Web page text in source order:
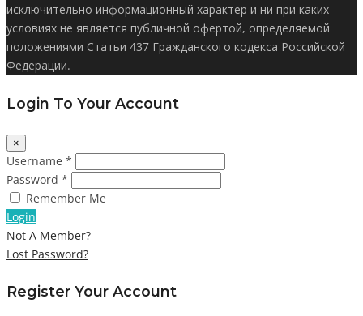
исключительно информационный характер и ни при каких
условиях не является публичной офертой, определяемой
положениями Статьи 437 Гражданского кодекса Российской
Федерации.
Login To Your Account
×
Username *
Password *
Remember Me
Login
Not A Member?
Lost Password?
Register Your Account